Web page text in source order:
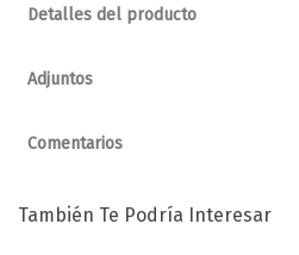
Detalles del producto
Adjuntos
Comentarios
También Te Podría Interesar